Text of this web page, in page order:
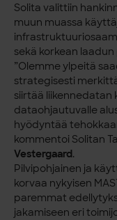
Solita valittiin
muun muassa
sekä korkean
”Olemme ylpeitä
strategisesti
siirtää liikennedatan
dataohjautuvalle
hyödyntää
kommentoi Solitan
Vestergaard.
Pilvipohjainen ja
korvaa nykyisen
paremmat
jakamiseen eri